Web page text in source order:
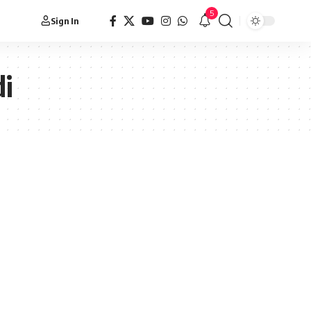
Sign In
5